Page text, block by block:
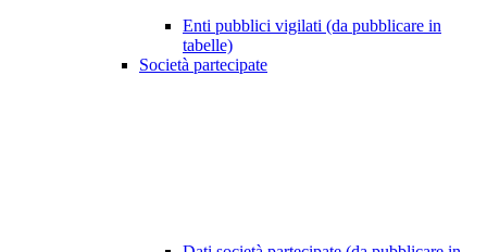
Enti pubblici vigilati (da pubblicare in
tabelle)
Società partecipate